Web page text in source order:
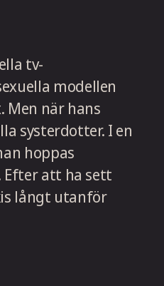
tv-
modellen
Men när hans
systerdotter. I en
hoppas
Efter att ha sett
långt utanför